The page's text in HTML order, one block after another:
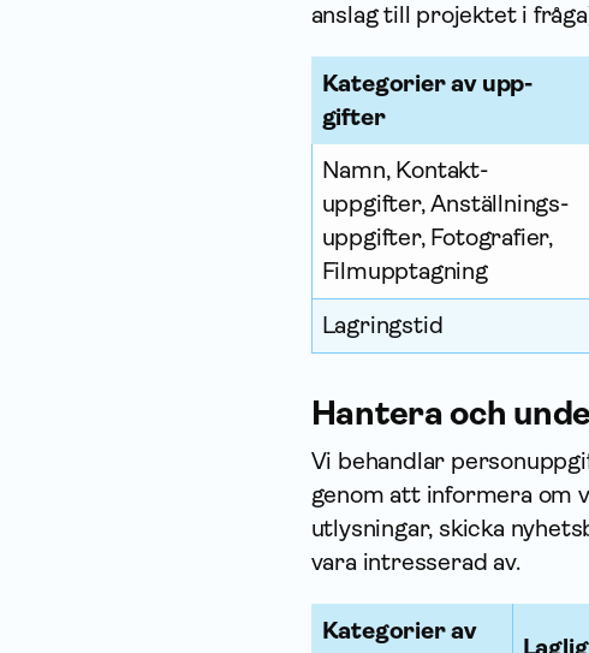
anslag till projektet i
Kategorier av upp­
gifter
Namn, Kontakt­
uppgifter, An­ställnings­
uppgifter, Fotografier,
Filmupptagning
Lagringstid
Hantera och
Vi behandlar
genom att infor­mera om
utlysningar, skicka
vara intresserad av.
Kategorier av